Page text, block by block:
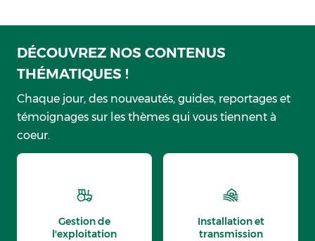
DÉCOUVREZ NOS CONTENUS
THÉMATIQUES !
Chaque jour, des nouveautés, guides, reportages et
témoignages sur les thèmes qui vous tiennent à
coeur.
Gestion de
l'exploitation
Installation et
transmission